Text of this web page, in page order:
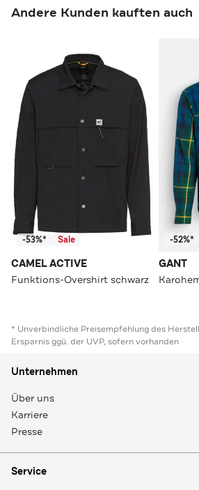
Andere Kunden kauften auch
-53%* Sale
CAMEL ACTIVE
Funktions-Overshirt schwarz
-52%*
GANT
* Unverbindliche Preisempfehlung des
Ersparnis ggü. der UVP, sofern vorhanden
Unternehmen
Über uns
Karriere
Presse
Service